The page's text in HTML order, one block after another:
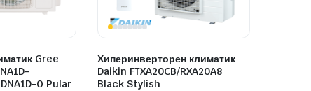
Gree
O Pular
Хиперинверторен климатик
Daikin FTXA20CB/RXA20A8
Black Stylish